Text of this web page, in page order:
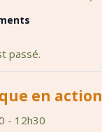
passé.
en action
- 12h30